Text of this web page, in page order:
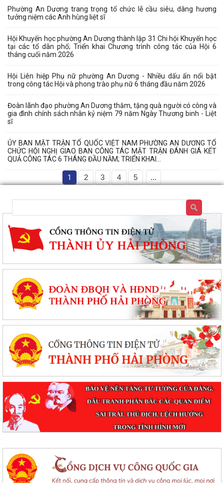
Phường An Dương trang trọng tổ chức lễ cầu siêu, dâng hương
tưởng niệm các Anh hùng liệt sĩ
Hội Khuyến học phường An Dương thành lập 31 Chi hội Khuyến học
tại các tổ dân phố; Triển khai Chương trình công tác của Hội 6
tháng cuối năm 2026
Hội Liên hiệp Phụ nữ phường An Dương - Nhiều dấu ấn nổi bật
trong công tác Hội và phong trào phụ nữ 6 tháng đầu năm 2026
Đoàn lãnh đạo phường An Dương thăm, tặng quà người có công và
gia đình chính sách nhân kỷ niệm 79 năm Ngày Thương binh - Liệt
sĩ
ỦY BAN MẶT TRẬN TỔ QUỐC VIỆT NAM PHƯỜNG AN DƯƠNG TỔ
CHỨC HỘI NGHỊ GIAO BAN CÔNG TÁC MẶT TRẬN ĐÁNH GIÁ KẾT
QUẢ CÔNG TÁC 6 THÁNG ĐẦU NĂM; TRIỂN KHAI...
1 2 3 4 5 ...